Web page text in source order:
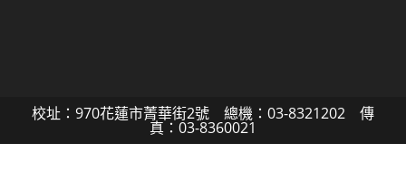
校址：970花蓮市菁華街2號 總機：03-8321202 傳
真：03-8360021